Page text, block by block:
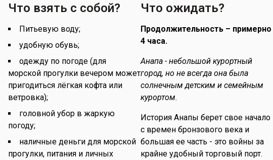
Что взять с собой?
Питьевую воду;
удобную обувь;
одежду по погоде (для
морской прогулки вечером может
пригодиться лёгкая кофта или
ветровка);
головной убор в жаркую
погоду;
наличные деньги для морской
прогулки, питания и личных
Что ожидать?
Продолжительность – примерно
4 часа.
Анапа - небольшой курортный
город, но не всегда она была
солнечным детским и семейным
курортом.
История Анапы берет свое начало
с времен бронзового века и
большая ее часть - это войны за
крайне удобный торговый порт.